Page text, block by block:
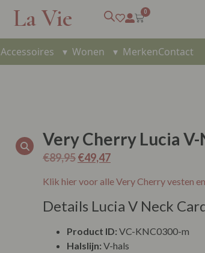
La Vie 0
Accessoires ▾ Wonen ▾ MerkenContact
Very Cherry Lucia
€89,95€49,47
Klik hier voor alle Very Cherry vesten
Details Lucia V Neck
Product ID: VC-KNC0300-m
Halslijn: V-hals